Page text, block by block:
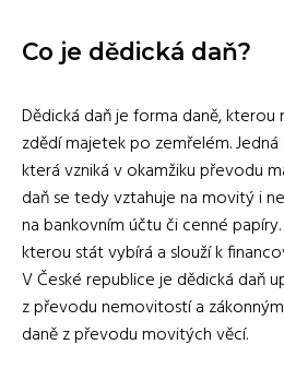
Co je dědická daň?
Dědická daň je forma daně,
zdědí majetek po zemřelém.
která vzniká v okamžiku převodu
daň se tedy vztahuje na movitý i
na bankovním účtu či cenné
kterou stát vybírá a slouží k
V České republice je dědická daň
z převodu nemovitostí a
daně z převodu movitých věcí.